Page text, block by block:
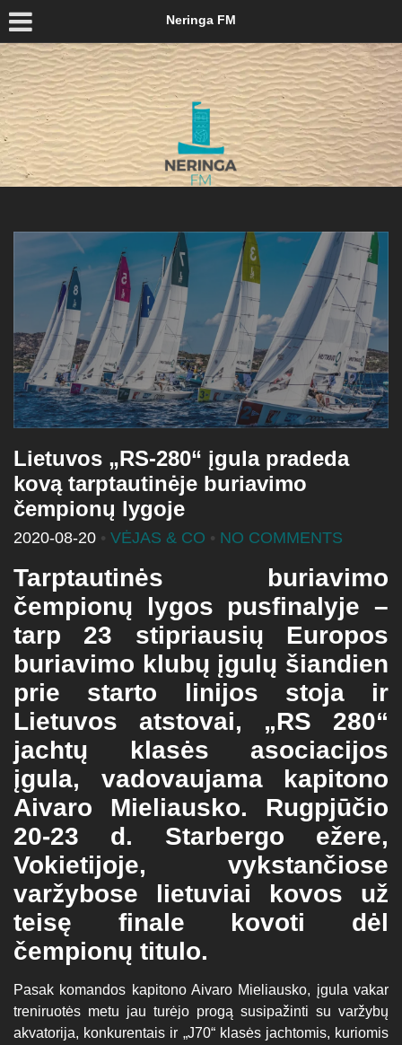
Neringa FM
Lietuvos „RS-280“ įgula pradeda
kovą tarptautinėje buriavimo
čempionų lygoje
2020-08-20 • VĖJAS & CO • NO COMMENTS
Tarptautinės buriavimo
čempionų lygos pusfinalyje –
tarp 23 stipriausių Europos
buriavimo klubų įgulų šiandien
prie starto linijos stoja ir
Lietuvos atstovai, „RS 280“
jachtų klasės asociacijos
įgula, vadovaujama kapitono
Aivaro Mieliausko. Rugpjūčio
20-23 d. Starbergo ežere,
Vokietijoje, vykstančiose
varžybose lietuviai kovos už
teisę finale kovoti dėl
čempionų titulo.
Pasak komandos kapitono Aivaro Mieliausko, įgula vakar
treniruotės metu jau turėjo progą susipažinti su varžybų
akvatorija, konkurentais ir „J70“ klasės jachtomis, kuriomis